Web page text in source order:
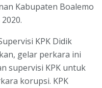
Kabupaten Boalemo
KPK Didik
gelar perkara ini
supervisi KPK untuk
korupsi. KPK